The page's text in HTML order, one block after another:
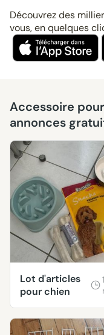
Découvrez des
vous, en quelques
Accessoire pour animaux : les dernières
annonces
Lot d'articles
pour chien
1